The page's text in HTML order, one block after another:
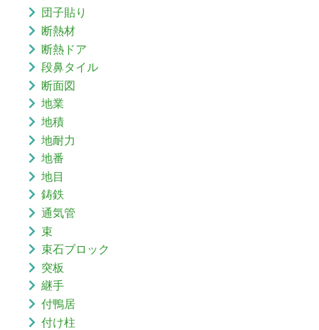
団子貼り
断熱材
断熱ドア
段鼻タイル
断面図
地業
地積
地耐力
地番
地目
鋳鉄
通気管
束
束石ブロック
突板
継手
付鴨居
付け柱